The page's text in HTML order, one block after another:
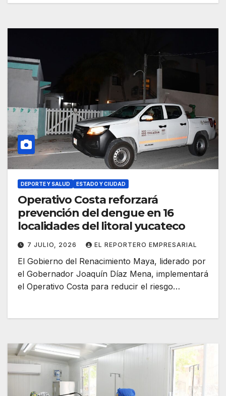
DEPORTE Y SALUD ESTADO Y CIUDAD
Operativo Costa reforzará
prevención del dengue en 16
localidades del litoral yucateco
7 JULIO, 2026 EL REPORTERO EMPRESARIAL
El Gobierno del Renacimiento Maya, liderado por
el Gobernador Joaquín Díaz Mena, implementará
el Operativo Costa para reducir el riesgo…